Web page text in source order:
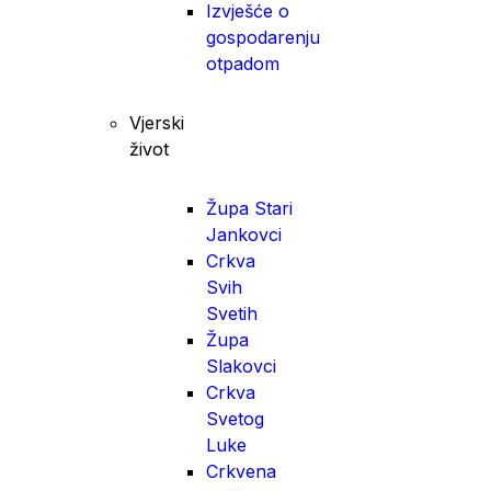
Izvješće o
gospodarenju
otpadom
Vjerski
život
Župa Stari
Jankovci
Crkva
Svih
Svetih
Župa
Slakovci
Crkva
Svetog
Luke
Crkvena